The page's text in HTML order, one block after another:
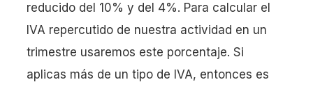
reducido del 10% y del 4%. Para calcular el
IVA repercutido de nuestra actividad en un
trimestre usaremos este porcentaje. Si
aplicas más de un tipo de IVA, entonces es